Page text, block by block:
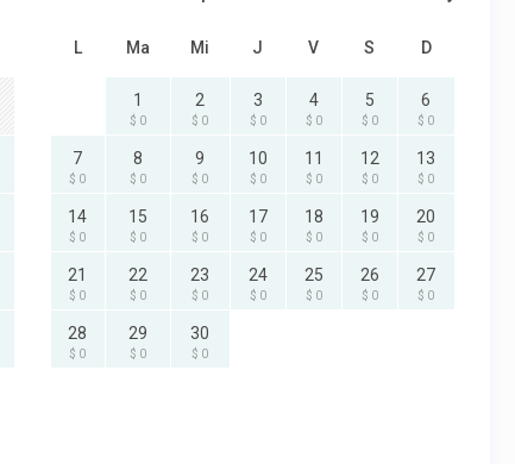
L Ma Mi J V S D
1
$ 0
2
$ 0
3
$ 0
4
$ 0
5
$ 0
6
$ 0
7
$ 0
8
$ 0
9
$ 0
10
$ 0
11
$ 0
12
$ 0
13
$ 0
14
$ 0
15
$ 0
16
$ 0
17
$ 0
18
$ 0
19
$ 0
20
$ 0
21
$ 0
22
$ 0
23
$ 0
24
$ 0
25
$ 0
26
$ 0
27
$ 0
28
$ 0
29
$ 0
30
$ 0